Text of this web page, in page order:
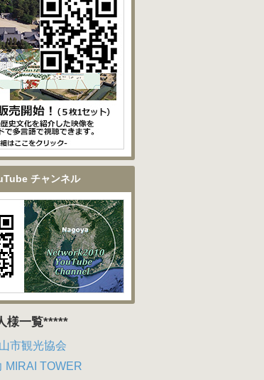
チャンネル
様一覧*****
市観光協会
MIRAI TOWER